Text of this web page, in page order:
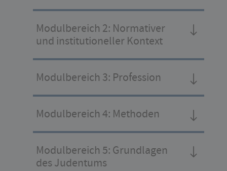
Modulbereich 2: Normativer
und institutioneller Kontext
Modulbereich 3: Profession
Modulbereich 4: Methoden
Modulbereich 5: Grundlagen
des Judentums